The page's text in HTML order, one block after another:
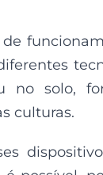
solo,
culturas.